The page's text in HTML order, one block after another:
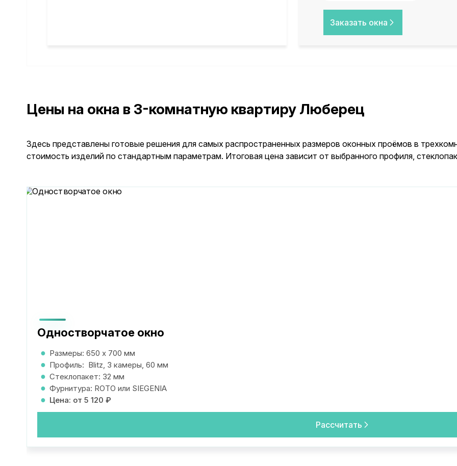
Заказать окна
Цены на окна в 3-комнатную квартиру Люберец
Здесь представлены готовые решения для самых распространенных размеров оконных проёмов в
стоимость изделий по стандартным параметрам. Итоговая цена зависит от выбранного профиля,
Одностворчатое окно
Размеры: 650 х 700 мм
Профиль: Blitz, 3 камеры, 60 мм
Стеклопакет: 32 мм
Фурнитура: ROTO или SIEGENIA
Цена: от 5 120 ₽
Рассчитать